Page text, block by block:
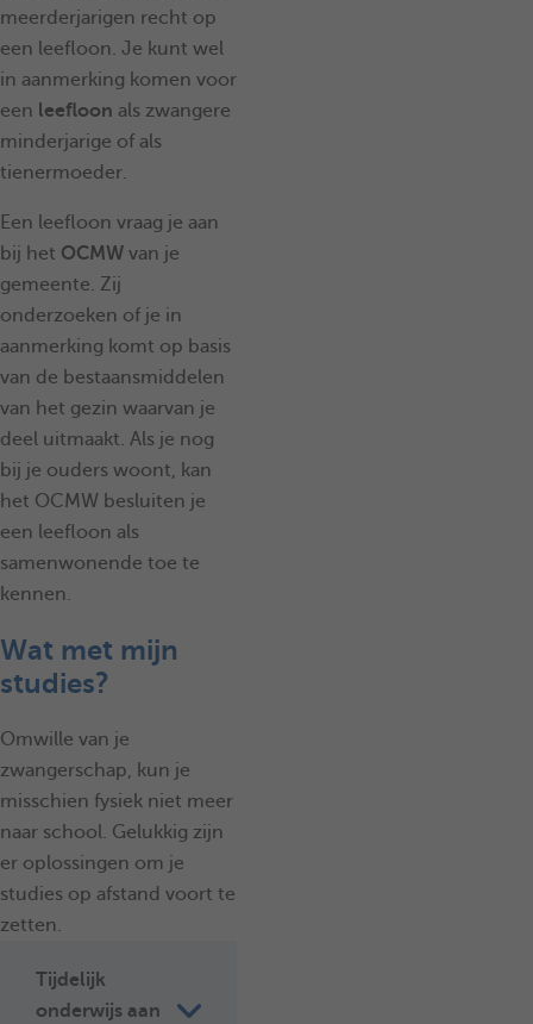
meerderjarigen recht op
een leefloon. Je kunt wel
in aanmerking komen voor
een leefloon als zwangere
minderjarige of als
tienermoeder.
Een leefloon vraag je aan
bij het OCMW van je
gemeente. Zij
onderzoeken of je in
aanmerking komt op basis
van de bestaansmiddelen
van het gezin waarvan je
deel uitmaakt. Als je nog
bij je ouders woont, kan
het OCMW besluiten je
een leefloon als
samenwonende toe te
kennen.
Wat met mijn
studies?
Omwille van je
zwangerschap, kun je
misschien fysiek niet meer
naar school. Gelukkig zijn
er oplossingen om je
studies op afstand voort te
zetten.
Tijdelijk
onderwijs aan